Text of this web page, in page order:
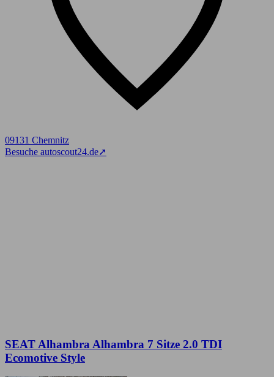
09131 Chemnitz
Besuche autoscout24.de➚
SEAT Alhambra Alhambra 7 Sitze 2.0 TDI
Ecomotive Style